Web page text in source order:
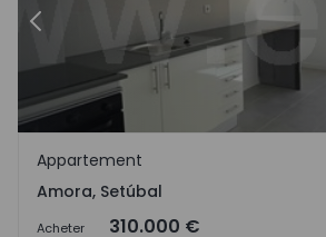
Précédent
Amora, Setúbal
Appartement
Amora, Setúbal
Acheter 310.000 €